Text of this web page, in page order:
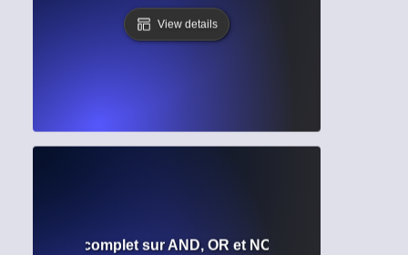
View details
? Guide complet sur AND, OR et NOT pour la